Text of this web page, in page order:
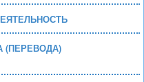
(ПЕРЕВОДА)